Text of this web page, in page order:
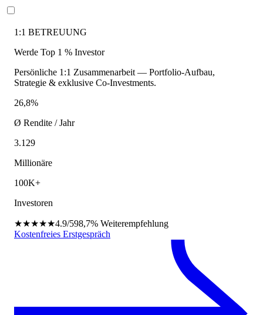
1:1 BETREUUNG
Werde Top 1 % Investor
Persönliche 1:1 Zusammenarbeit — Portfolio-Aufbau,
Strategie & exklusive Co-Investments.
26,8%
Ø Rendite / Jahr
3.129
Millionäre
100K+
Investoren
★★★★★4.9/598,7% Weiterempfehlung
Kostenfreies Erstgespräch